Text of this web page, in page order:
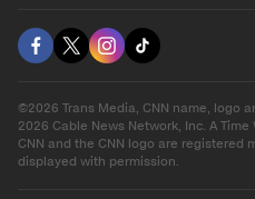
©2026 Trans Media, CNN name, logo
2026 Cable News Network, Inc. A
CNN and the CNN logo are registered
displayed with permission.